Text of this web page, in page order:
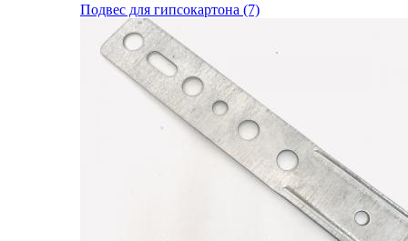
Подвес для гипсокартона (7)